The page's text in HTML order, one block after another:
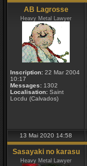
AB Lagrosse
Heavy Metal Lawyer
Inscription: 22 Mar 2004
10:17
Messages: 1302
Localisation: Saint
Locdu (Calvados)
13 Mai 2020 14:58
Sasayaki no karasu
Heavy Metal Lawyer